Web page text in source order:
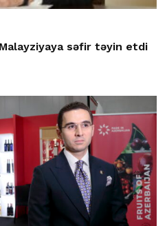
səfir təyin etdi